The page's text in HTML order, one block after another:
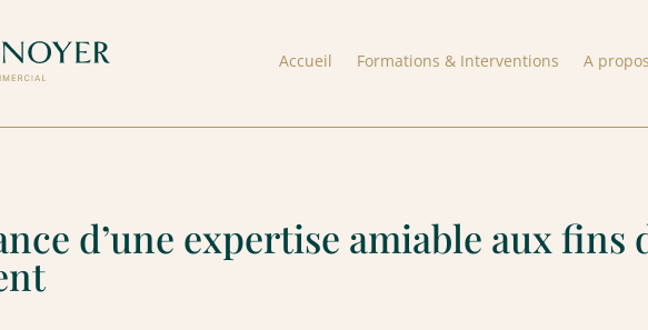
Accueil Formations & Interventions A propos
d’une expertise amiable aux fins